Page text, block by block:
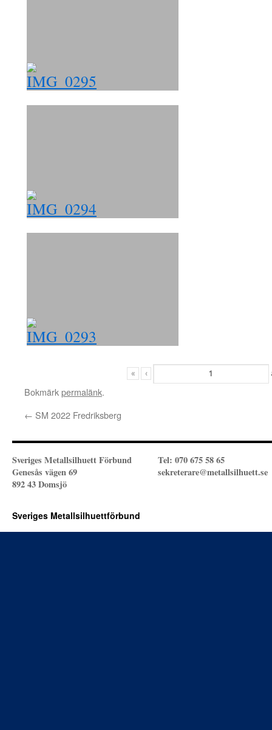
« ‹
Bokmärkpermalänk.
← SM 2022 Fredriksberg
Sveriges Metallsilhuett Förbund
Genesås vägen 69
892 43 Domsjö
Tel: 070 675 58 65
sekreterare@metallsilhuett.se
Sveriges Metallsilhuettförbund